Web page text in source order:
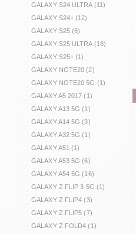
GALAXY S24 ULTRA (11)
GALAXY S24+ (12)
GALAXY S25 (6)
GALAXY S25 ULTRA (18)
GALAXY S25+ (1)
GALAXY NOTE20 (2)
GALAXY NOTE20 5G (1)
GALAXY A5 2017 (1)
GALAXY A13 5G (1)
GALAXY A14 5G (3)
GALAXY A32 5G (1)
GALAXY A51 (1)
GALAXY A53 5G (6)
GALAXY A54 5G (16)
GALAXY Z FLIP 3 5G (1)
GALAXY Z FLIP4 (3)
GALAXY Z FLIP5 (7)
GALAXY Z FOLD4 (1)